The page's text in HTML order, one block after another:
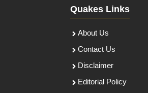
Quakes Links
About Us
Contact Us
Disclaimer
Editorial Policy